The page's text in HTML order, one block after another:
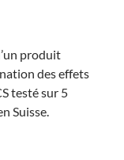
produit
des effets
testé sur 5
Suisse.